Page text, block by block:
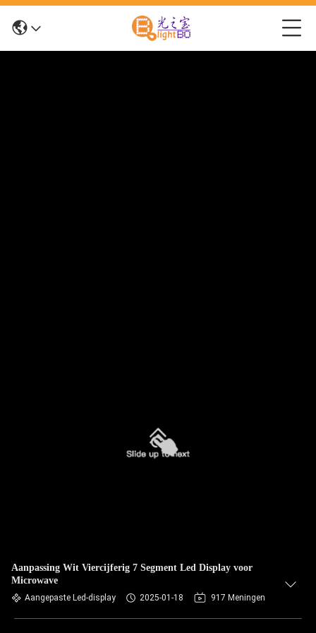
Aanpassing Wit Viercijferig 7 Segment Led Display voor
Microwave
Aangepaste Led-display 2025-01-18 917 Meningen